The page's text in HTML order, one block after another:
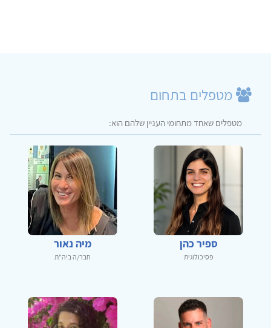
מטפלים בתחום
מטפלים שאחד מתחומי העניין שלהם הוא:
ספיר כהן
פסיכולוגית
מיה נאור
חבר/ה ביה"ת